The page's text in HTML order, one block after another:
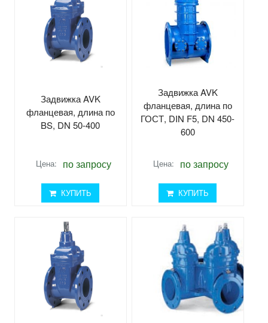
Задвижка AVK
фланцевая, длина по
BS, DN 50-400
Цена: по запросу
КУПИТЬ
Задвижка AVK
фланцевая, длина по
ГОСТ, DIN F5, DN 450-
600
Цена: по запросу
КУПИТЬ